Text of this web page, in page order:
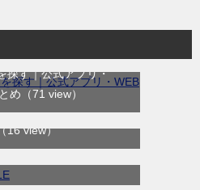
探す｜公式アプリ・
め （71 view）
｜ブラウザで無料漫画
16 view）
｜最新刊第23巻！マンガ
巻無料配信中！（10
棺｜最新刊第2巻！マン